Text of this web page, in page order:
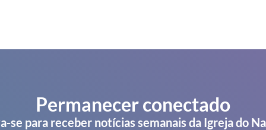
Permanecer conectado
se para receber notícias semanais da Igreja do